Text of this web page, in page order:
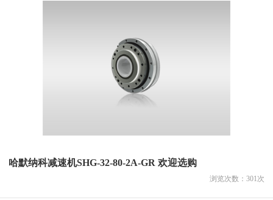
哈默纳科减速机SHG-32-80-2A-GR 欢迎选购
浏览次数： 301次